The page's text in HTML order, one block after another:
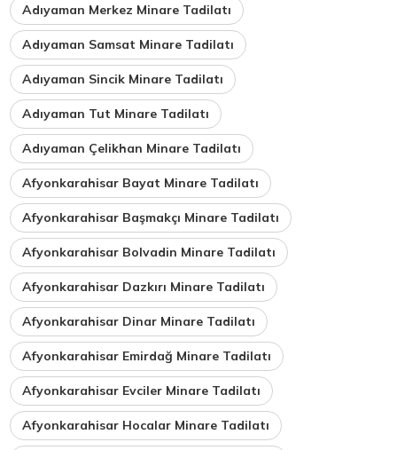
Adıyaman Merkez Minare Tadilatı
Adıyaman Samsat Minare Tadilatı
Adıyaman Sincik Minare Tadilatı
Adıyaman Tut Minare Tadilatı
Adıyaman Çelikhan Minare Tadilatı
Afyonkarahisar Bayat Minare Tadilatı
Afyonkarahisar Başmakçı Minare Tadilatı
Afyonkarahisar Bolvadin Minare Tadilatı
Afyonkarahisar Dazkırı Minare Tadilatı
Afyonkarahisar Dinar Minare Tadilatı
Afyonkarahisar Emirdağ Minare Tadilatı
Afyonkarahisar Evciler Minare Tadilatı
Afyonkarahisar Hocalar Minare Tadilatı